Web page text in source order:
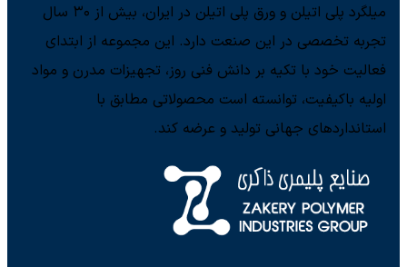
میلگرد پلی اتیلن و ورق پلی اتیلن در ایران، بیش از ۳۰ سال
تجربه تخصصی در این صنعت دارد. این مجموعه از ابتدای
فعالیت خود با تکیه بر دانش فنی روز، تجهیزات مدرن و مواد
اولیه باکیفیت، توانسته است محصولاتی مطابق با
استانداردهای جهانی تولید و عرضه کند.